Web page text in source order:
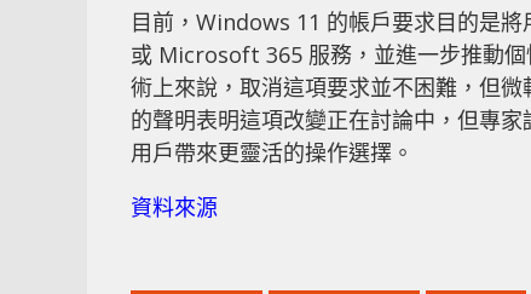
目前，Windows 11 的帳戶要求目的是
或 Microsoft 365 服務，並進一步推動
術上來說，取消這項要求並不困難，但
的聲明表明這項改變正在討論中，但專
用戶帶來更靈活的操作選擇。
資料來源